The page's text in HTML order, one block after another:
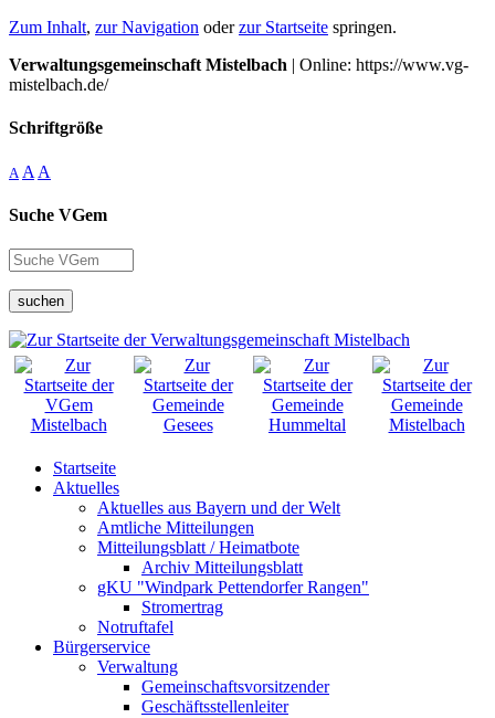
Zum Inhalt, zur Navigation oderzur Startseite springen.
Verwaltungsgemeinschaft Mistelbach | Online: https://www.vg-
mistelbach.de/
Schriftgröße
A A A
Suche VGem
suchen
Startseite
Aktuelles
Aktuelles aus Bayern und der Welt
Amtliche Mitteilungen
Mitteilungsblatt / Heimatbote
Archiv Mitteilungsblatt
gKU "Windpark Pettendorfer Rangen"
Stromertrag
Notruftafel
Bürgerservice
Verwaltung
Gemeinschaftsvorsitzender
Geschäftsstellenleiter